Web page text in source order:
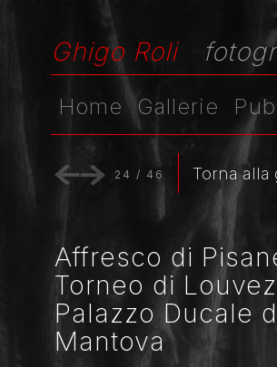
Ghigo Roli
Home Gallerie
24 / 46 Torna alla
Affresco di
Torneo di
Palazzo Ducale
Mantova